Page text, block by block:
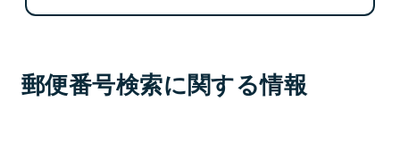
郵便番号検索に関する情報